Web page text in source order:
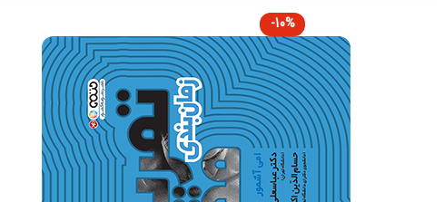
مشاهده تمامی کتاب‌ها
علم تمرین
رفتار حرکتی
روش تحقیق
زبان تخصصی
آمادگی جسمانی
-10%